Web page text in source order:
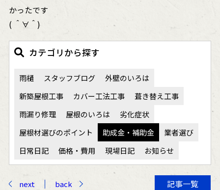
かったです
( ＾∀＾)
カテゴリから探す
雨樋 スタッフブログ
外壁のいろは
新築屋根工事
カバー工法工事
葺き替え工事
雨漏り修理
屋根のいろは
劣化症状
屋根材選びのポイント
助成金・補助金
業者選び
日常日記
価格・費用 現場日記 お知らせ
next back 記事一覧